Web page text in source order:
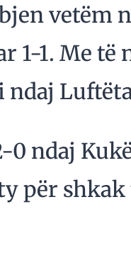
vetëm
1-1. Me
ndaj
ndaj
për shkak